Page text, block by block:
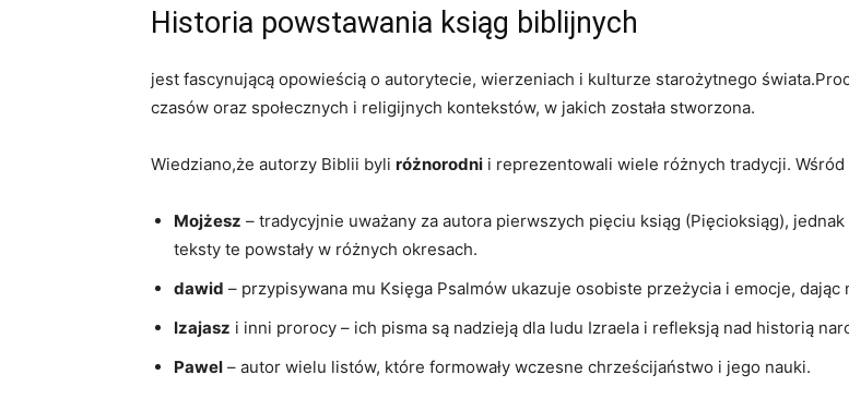
Historia powstawania ksiąg biblijnych
jest fascynującą opowieścią o autorytecie, wierzeniach i kulturze starożytnego
czasów oraz społecznych i religijnych kontekstów, w jakich została stworzona.
Wiedziano,że autorzy Biblii byli różnorodni i reprezentowali wiele różnych tradycji.
Mojżesz – tradycyjnie uważany za autora pierwszych pięciu ksiąg (Pięcioksiąg),
teksty te powstały w różnych okresach.
dawid – przypisywana mu Księga Psalmów ukazuje osobiste przeżycia i emocje,
Izajasz i inni prorocy – ich pisma są nadzieją dla ludu Izraela i refleksją nad historią
Pawel – autor wielu listów, które formowały wczesne chrześcijaństwo i jego nauki.